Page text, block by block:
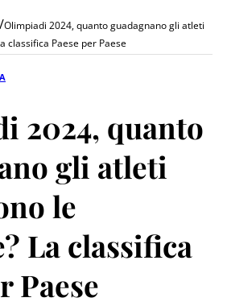
/Olimpiadi 2024, quanto guadagnano gli atleti
classifica Paese per Paese
2024, quanto
gli atleti
le
La classifica
Paese